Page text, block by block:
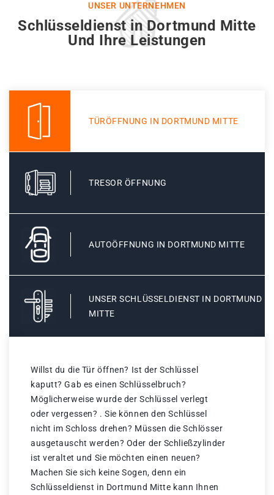
UNSER UNTERNEHMEN
Schlüsseldienst in Dortmund Mitte
Und Ihre Leistungen
TÜRÖFFNUNG IN DORTMUND MITTE
TRESOR ÖFFNUNG
AUTOÖFFNUNG IN DORTMUND MITTE
UNSER SCHLÜSSELDIENST IN DORTMUND
MITTE
Willst du die Tür öffnen? Ist der Schlüssel
kaputt? Gab es einen Schlüsselbruch?
Möglicherweise wurde der Schlüssel verlegt
oder vergessen? . Sie können den Schlüssel
nicht im Schloss drehen? Müssen die Schlösser
ausgetauscht werden? Oder der Schließzylinder
ist veraltet und Sie möchten einen neuen?
Machen Sie sich keine Sogen, denn ein
Schlüsseldienst in Dortmund Mitte kann Ihnen